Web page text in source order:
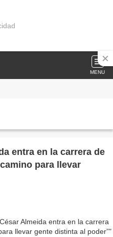
MENU
entra en la carrera de
para llevar